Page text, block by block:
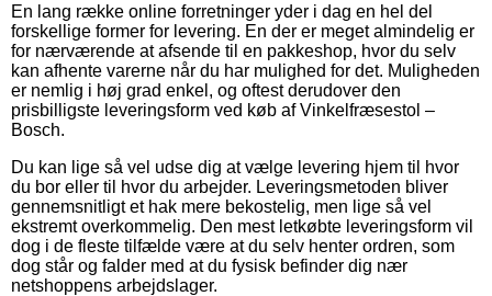
En lang række online forretninger yder i dag en hel del
forskellige former for levering. En der er meget almindelig er
for nærværende at afsende til en pakkeshop, hvor du selv
kan afhente varerne når du har mulighed for det. Muligheden
er nemlig i høj grad enkel, og oftest derudover den
prisbilligste leveringsform ved køb af Vinkelfræsestol –
Bosch.
Du kan lige så vel udse dig at vælge levering hjem til hvor
du bor eller til hvor du arbejder. Leveringsmetoden bliver
gennemsnitligt et hak mere bekostelig, men lige så vel
ekstremt overkommelig. Den mest letkøbte leveringsform vil
dog i de fleste tilfælde være at du selv henter ordren, som
dog står og falder med at du fysisk befinder dig nær
netshoppens arbejdslager.